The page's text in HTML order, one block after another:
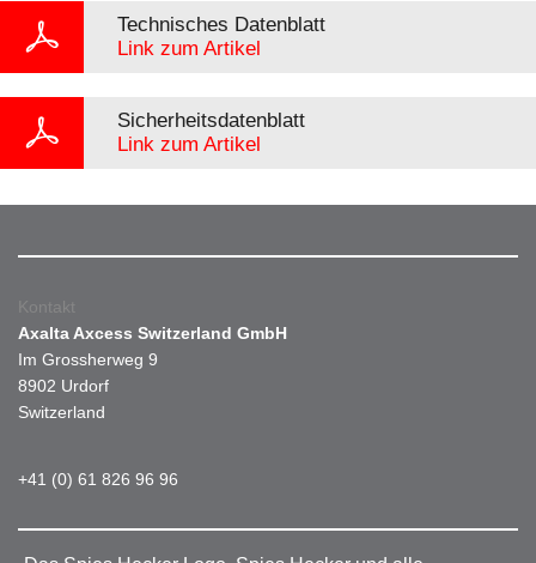
Technisches Datenblatt
Link zum Artikel
Sicherheitsdatenblatt
Link zum Artikel
Kontakt
Axalta Axcess Switzerland GmbH
Im Grossherweg 9
8902 Urdorf
Switzerland
+41 (0) 61 826 96 96